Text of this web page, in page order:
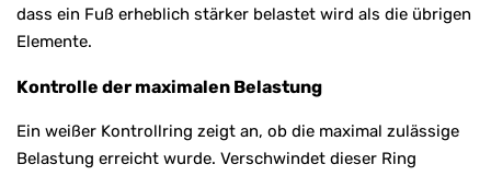
dass ein Fuß erheblich stärker belastet wird als die übrigen
Elemente.
Kontrolle der maximalen Belastung
Ein weißer Kontrollring zeigt an, ob die maximal zulässige
Belastung erreicht wurde. Verschwindet dieser Ring